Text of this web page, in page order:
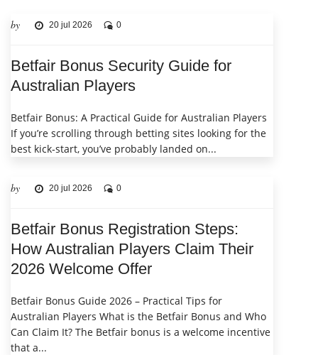
by 20 jul 2026 0
Betfair Bonus Security Guide for
Australian Players
Betfair Bonus: A Practical Guide for Australian Players
If you’re scrolling through betting sites looking for the
best kick‑start, you’ve probably landed on...
by 20 jul 2026 0
Betfair Bonus Registration Steps:
How Australian Players Claim Their
2026 Welcome Offer
Betfair Bonus Guide 2026 – Practical Tips for
Australian Players What is the Betfair Bonus and Who
Can Claim It? The Betfair bonus is a welcome incentive
that a...